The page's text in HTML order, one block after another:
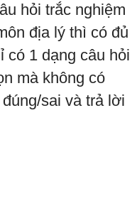
hỏi trắc nghiệm
địa lý thì có đủ
có 1 dạng câu hỏi
mà không có
sai và trả lời